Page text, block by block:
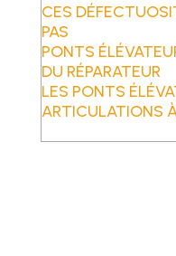
CES
PAS
PONTS
DU RÉPARATEUR
LES PONTS
ARTICULATIONS